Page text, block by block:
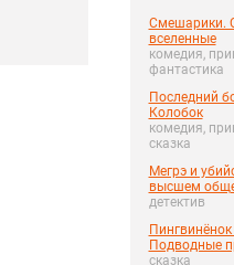
Смешарики.
вселенные
комедия,
фантастика
Последний
Колобок
комедия,
сказка
Мегрэ и
высшем
детектив
Подводные
сказка